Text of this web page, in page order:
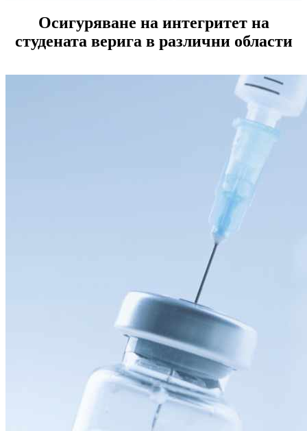
Осигуряване на интегритет на
студената верига в различни области